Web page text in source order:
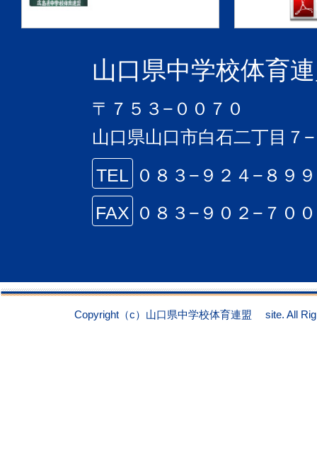
山口県中学校体育
〒７５３−００７０
山口県山口市白石二丁目７
TEL
０８３−９２４−８９
FAX ０８３−９０２−７０
Copyright（c）山口県中学校体育連盟 site. All